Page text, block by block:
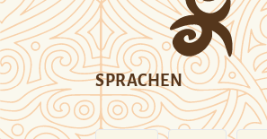
SPRACHEN